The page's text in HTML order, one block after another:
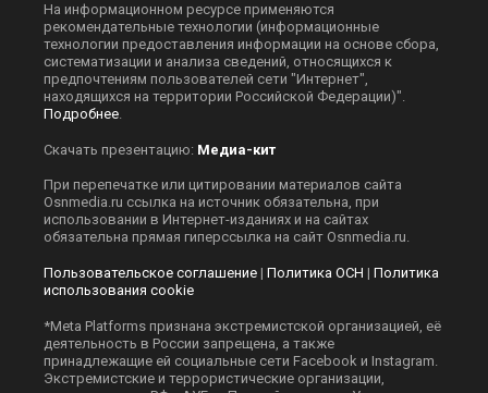
На информационном ресурсе применяются
рекомендательные технологии (информационные
технологии предоставления информации на основе сбора,
систематизации и анализа сведений, относящихся к
предпочтениям пользователей сети "Интернет",
находящихся на территории Российской Федерации)".
Подробнее.
Скачать презентацию: Медиа-кит
При перепечатке или цитировании материалов сайта
Оsnmedia.ru ссылка на источник обязательна, при
использовании в Интернет-изданиях и на сайтах
обязательна прямая гиперссылка на сайт Оsnmedia.ru.
Пользовательское соглашение | Политика ОСН | Политика
использования cookie
*Meta Platforms признана экстремистской организацией, её
деятельность в России запрещена, а также
принадлежащие ей социальные сети Facebook и Instagram.
Экстремистские и террористические организации,